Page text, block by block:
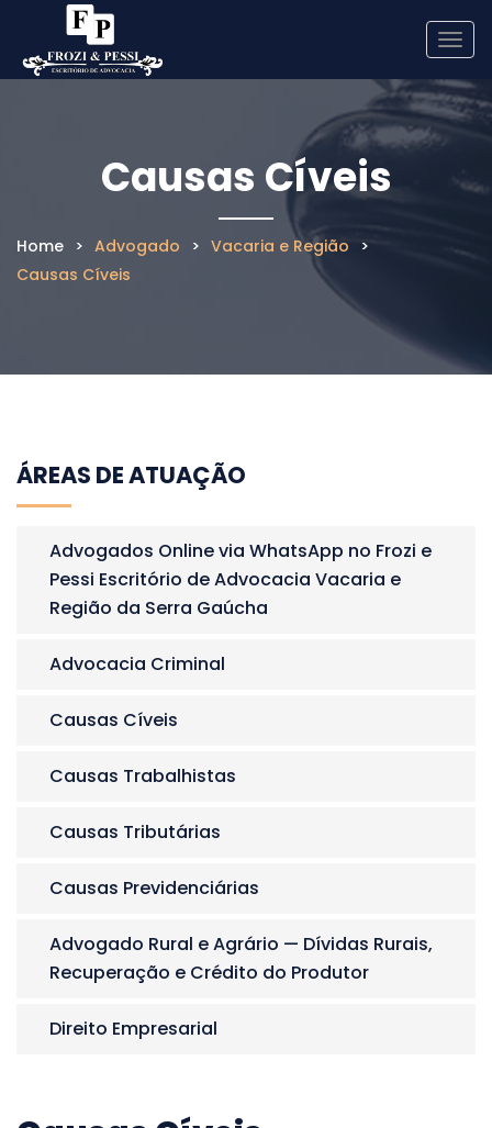
Causas Cíveis
Home > Advogado > Vacaria e Região
>
Causas Cíveis
ÁREAS DE ATUAÇÃO
Advogados Online via WhatsApp no Frozi e
Pessi Escritório de Advocacia Vacaria e
Região da Serra Gaúcha
Advocacia Criminal
Causas Cíveis
Causas Trabalhistas
Causas Tributárias
Causas Previdenciárias
Advogado Rural e Agrário — Dívidas Rurais,
Recuperação e Crédito do Produtor
Direito Empresarial